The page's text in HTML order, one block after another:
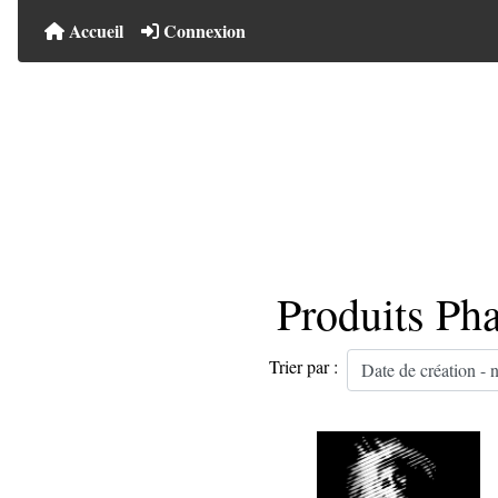
Accueil Connexion
Produits
Trier par :